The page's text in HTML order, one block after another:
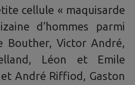
cellule « maquisarde
d’hommes parmi
Bouther, Victor André,
Léon et Emile
André Riffiod, Gaston